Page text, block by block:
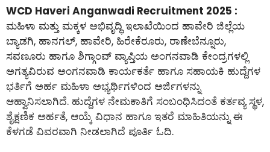
WCD Haveri Anganwadi Recruitment 2025 :
ಮಹಿಳಾ ಮತ್ತು ಮಕ್ಕಳ ಅಭಿವೃದ್ಧಿ ಇಲಾಖೆಯಿಂದ ಹಾವೇರಿ ಜಿಲ್ಲೆಯ
ಬ್ಯಾಡಗಿ, ಹಾನಗಲ್, ಹಾವೇರಿ, ಹಿರೇಕೆರೂರು, ರಾಣೇಬೆನ್ನೂರು,
ಸವಣೂರು ಹಾಗೂ ಶಿಗ್ಗಾಂವ್ ವ್ಯಾಪ್ತಿಯ ಅಂಗನವಾಡಿ ಕೇಂದ್ರಗಳಲ್ಲಿ
ಅಗತ್ಯವಿರುವ ಅಂಗನವಾಡಿ ಕಾರ್ಯಕರ್ತೆ ಹಾಗೂ ಸಹಾಯಕಿ ಹುದ್ದೆಗಳ
ಭರ್ತಿಗೆ ಅರ್ಹ ಮಹಿಳಾ ಅಭ್ಯರ್ಥಿಗಳಿಂದ ಅರ್ಜಿಗಳನ್ನು
ಆಹ್ವಾನಿಸಲಾಗಿದೆ. ಹುದ್ದೆಗಳ ನೇಮಕಾತಿಗೆ ಸಂಬಂಧಿಸಿದಂತೆ ಕರ್ತವ್ಯ ಸ್ಥಳ,
ಶೈಕ್ಷಣಿಕ ಅರ್ಹತೆ, ಆಯ್ಕೆ ವಿಧಾನ ಹಾಗೂ ಇತರೆ ಮಾಹಿತಿಯನ್ನು ಈ
ಕೆಳಗಡೆ ವಿವರವಾಗಿ ನೀಡಲಾಗಿದೆ ಪೂರ್ತಿ ಓದಿ.